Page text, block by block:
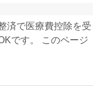
済で医療費控除を受
です。 このページ